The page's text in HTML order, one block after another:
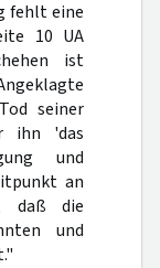
fehlt eine
10 UA
ist
seiner
ihn 'das
und
an
daß die
und